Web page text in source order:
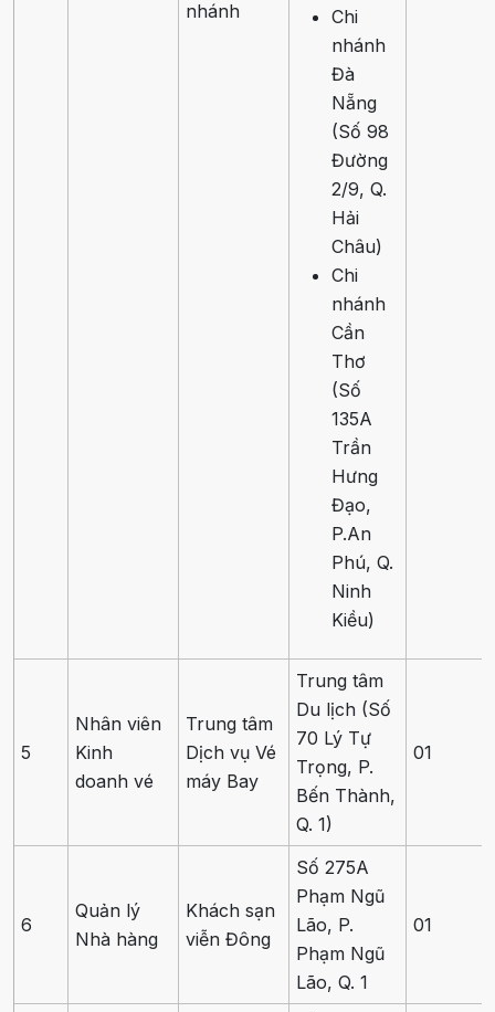
nhánh
Chi
nhánh
Đà
Nẵng
(Số 98
Đường
2/9, Q.
Hải
Châu)
Chi
nhánh
Cần
Thơ
(Số
135A
Trần
Hưng
Đạo,
P.An
Phú, Q.
Ninh
Kiều)
5
Nhân viên
Kinh
doanh vé
Trung tâm
Dịch vụ Vé
máy Bay
Trung tâm
Du lịch (Số
70 Lý Tự
Trọng, P.
Bến Thành,
Q. 1)
01
6
Quản lý
Nhà hàng
Khách sạn
viễn Đông
Số 275A
Phạm Ngũ
Lão, P.
Phạm Ngũ
Lão, Q. 1
01